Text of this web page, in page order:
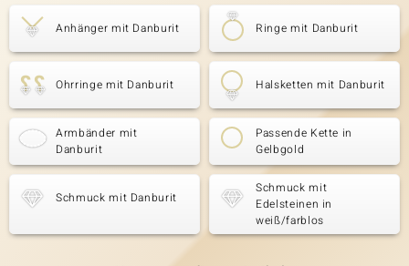
Anhänger mit Danburit Ringe mit Danburit
Ohrringe mit Danburit Halsketten mit Danburit
Armbänder mit
Danburit
Passende Kette in
Gelbgold
Schmuck mit Danburit
Schmuck mit
Edelsteinen in
weiß/farblos